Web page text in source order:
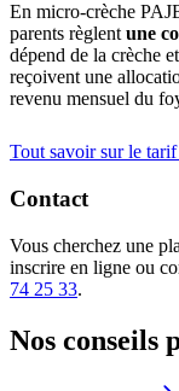
En micro-crèche
parents règlent une
dépend de la crèche
reçoivent une
revenu mensuel du
Tout savoir sur le tarif
Contact
Vous cherchez une
inscrire en ligne ou
74 25 33.
Nos conseils